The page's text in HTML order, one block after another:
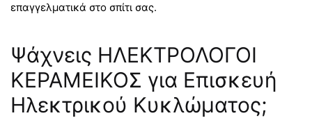
επαγγελματικά στο σπίτι σας.
Ψάχνεις ΗΛΕΚΤΡΟΛΟΓΟΙ
ΚΕΡΑΜΕΙΚΟΣ για Επισκευή
Ηλεκτρικού Κυκλώματος;